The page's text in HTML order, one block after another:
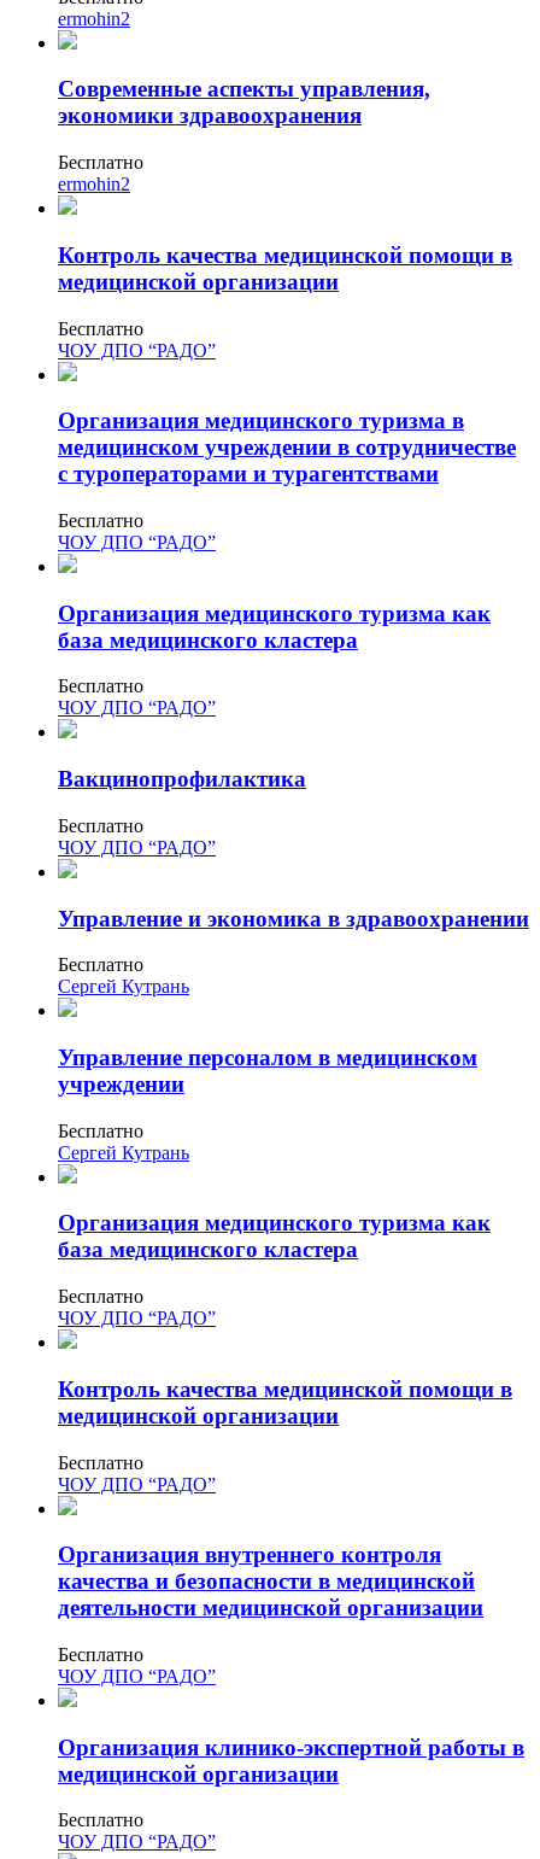
хозяйственной деятельностью
Прикладная геология, горное дело,
Ядерная энергетика и технологии
Физкультура и спорт
информативно-библиотечное дело
Ветеринария и зоотехника
Подготовка к периодической
аккредитации
ermohin2
Современные аспекты управления,
экономики здравоохранения
Бесплатно
ermohin2
Контроль качества медицинской помощи в
медицинской организации
Бесплатно
ЧОУ ДПО “РАДО”
Организация медицинского туризма в
медицинском учреждении в сотрудничестве
с туроператорами и турагентствами
Бесплатно
ЧОУ ДПО “РАДО”
Организация медицинского туризма как
база медицинского кластера
Бесплатно
ЧОУ ДПО “РАДО”
Вакцинопрофилактика
Бесплатно
ЧОУ ДПО “РАДО”
Управление и экономика в здравоохранении
Бесплатно
Сергей Кутрань
Управление персоналом в медицинском
учреждении
Бесплатно
Сергей Кутрань
Организация медицинского туризма как
база медицинского кластера
Бесплатно
ЧОУ ДПО “РАДО”
Контроль качества медицинской помощи в
медицинской организации
Бесплатно
ЧОУ ДПО “РАДО”
Организация внутреннего контроля
качества и безопасности в медицинской
деятельности медицинской организации
Бесплатно
ЧОУ ДПО “РАДО”
Организация клинико-экспертной работы в
медицинской организации
Бесплатно
ЧОУ ДПО “РАДО”